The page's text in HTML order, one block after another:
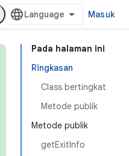
Masuk
Pada halaman ini
Ringkasan
Class bertingkat
Metode publik
Metode publik
getExitInfo